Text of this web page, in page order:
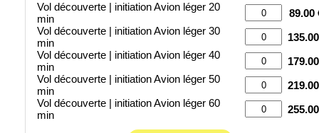
Vol découverte | initiation Avion léger 20
min
89.00
Vol découverte | initiation Avion léger 30
min
Vol découverte | initiation Avion léger 40
min
Vol découverte | initiation Avion léger 50
min
Vol découverte | initiation Avion léger 60
min